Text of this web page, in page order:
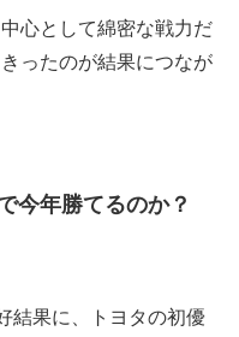
心として綿密な戦力だ
ったのが結果につなが
今年勝てるのか？
結果に、トヨタの初優